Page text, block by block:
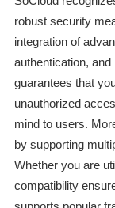
robust security
integration of
authentication,
guarantees that
unauthorized
mind to users.
by supporting
Whether you are
compatibility